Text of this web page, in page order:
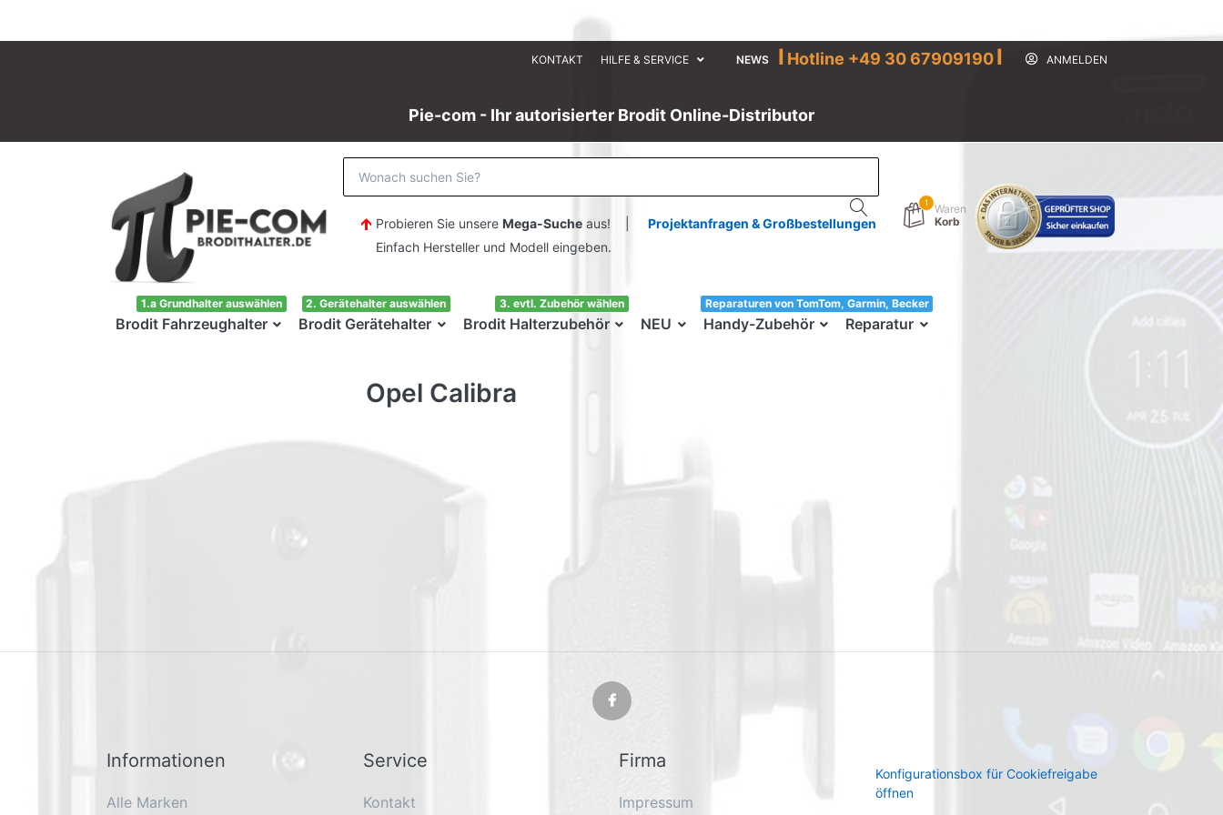
KONTAKT HILFE & SERVICE NEWS I Hotline +49 30 67909190I ANMELDEN
Pie-com - Ihr autorisierter Brodit Online-Distributor
Probieren Sie unsere Mega-Sucheaus! | Projektanfragen & Großbestellungen
Einfach Hersteller und Modell eingeben.
1
Waren
Korb
Brodit Fahrzeughalter
1.a Grundhalter auswählen
Brodit Gerätehalter
2. Gerätehalter auswählen
Brodit Halterzubehör
3. evtl. Zubehör wählen
NEU Handy-Zubehör
33!
Reparatur
Reparaturen von TomTom, Garmin, Becker
Opel Calibra
Informationen
Alle Marken
Service
Kontakt
Firma
Impressum
Konfigurationsbox für Cookiefreigabe
öffnen